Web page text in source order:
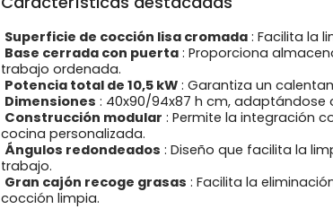
Superficie de cocción lisa cromada : Facilita la
Base cerrada con puerta : Proporciona
trabajo ordenada.
Potencia total de 10,5 kW : Garantiza un
Dimensiones : 40x90/94x87 h cm,
Construcción modular : Permite la integración
cocina personalizada.
Ángulos redondeados : Diseño que facilita la
trabajo.
Gran cajón recoge grasas : Facilita la
cocción limpia.